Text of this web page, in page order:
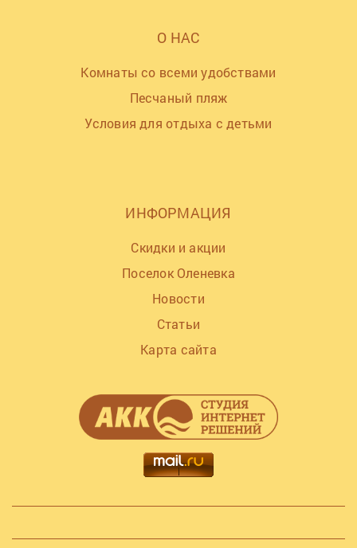
О НАС
Комнаты со всеми удобствами
Песчаный пляж
Условия для отдыха с детьми
ИНФОРМАЦИЯ
Скидки и акции
Поселок Оленевка
Новости
Статьи
Карта сайта